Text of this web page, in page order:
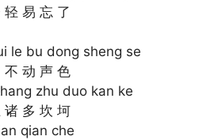
易 忘 了
le bu dong sheng se
不 动 声 色
zhu duo kan ke
诸 多 坎 坷
qian che